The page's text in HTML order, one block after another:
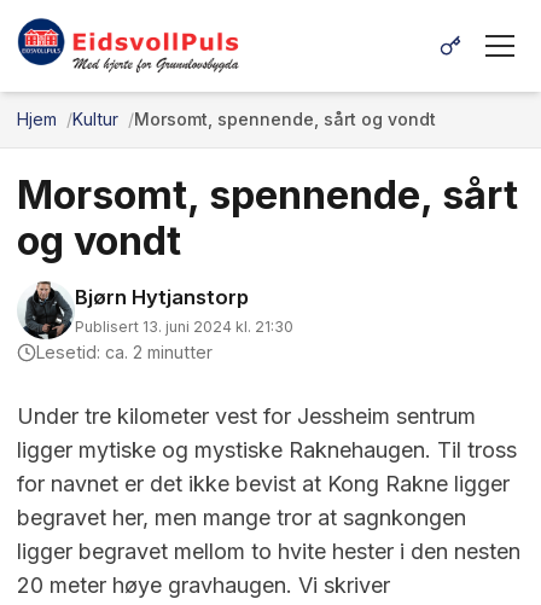
Hjem Kultur Morsomt, spennende, sårt og vondt
Morsomt, spennende, sårt
og vondt
Bjørn Hytjanstorp
Publisert 13. juni 2024 kl. 21:30
Lesetid: ca. 2 minutter
Under tre kilometer vest for Jessheim sentrum
ligger mytiske og mystiske Raknehaugen. Til tross
for navnet er det ikke bevist at Kong Rakne ligger
begravet her, men mange tror at sagnkongen
ligger begravet mellom to hvite hester i den nesten
20 meter høye gravhaugen. Vi skriver